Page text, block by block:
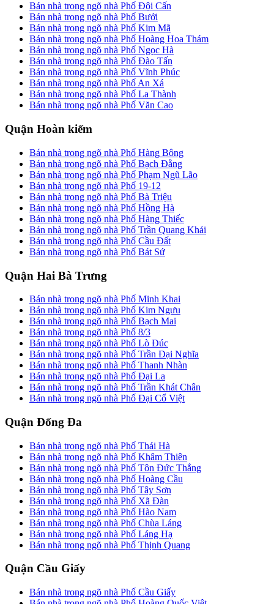
Bán nhà trong ngõ nhà Phố Đội Cấn
Bán nhà trong ngõ nhà Phố Bưởi
Bán nhà trong ngõ nhà Phố Kim Mã
Bán nhà trong ngõ nhà Phố Hoàng Hoa Thám
Bán nhà trong ngõ nhà Phố Ngọc Hà
Bán nhà trong ngõ nhà Phố Đào Tấn
Bán nhà trong ngõ nhà Phố Vĩnh Phúc
Bán nhà trong ngõ nhà Phố An Xá
Bán nhà trong ngõ nhà Phố La Thành
Bán nhà trong ngõ nhà Phố Văn Cao
Quận Hoàn kiếm
Bán nhà trong ngõ nhà Phố Hàng Bông
Bán nhà trong ngõ nhà Phố Bạch Đằng
Bán nhà trong ngõ nhà Phố Phạm Ngũ Lão
Bán nhà trong ngõ nhà Phố 19-12
Bán nhà trong ngõ nhà Phố Bà Triệu
Bán nhà trong ngõ nhà Phố Hồng Hà
Bán nhà trong ngõ nhà Phố Hàng Thiếc
Bán nhà trong ngõ nhà Phố Trần Quang Khải
Bán nhà trong ngõ nhà Phố Cầu Đất
Bán nhà trong ngõ nhà Phố Bát Sứ
Quận Hai Bà Trưng
Bán nhà trong ngõ nhà Phố Minh Khai
Bán nhà trong ngõ nhà Phố Kim Ngưu
Bán nhà trong ngõ nhà Phố Bạch Mai
Bán nhà trong ngõ nhà Phố 8/3
Bán nhà trong ngõ nhà Phố Lò Đúc
Bán nhà trong ngõ nhà Phố Trần Đại Nghĩa
Bán nhà trong ngõ nhà Phố Thanh Nhàn
Bán nhà trong ngõ nhà Phố Đại La
Bán nhà trong ngõ nhà Phố Trần Khát Chân
Bán nhà trong ngõ nhà Phố Đại Cổ Việt
Quận Đống Đa
Bán nhà trong ngõ nhà Phố Thái Hà
Bán nhà trong ngõ nhà Phố Khâm Thiên
Bán nhà trong ngõ nhà Phố Tôn Đức Thắng
Bán nhà trong ngõ nhà Phố Hoàng Cầu
Bán nhà trong ngõ nhà Phố Tây Sơn
Bán nhà trong ngõ nhà Phố Xã Đàn
Bán nhà trong ngõ nhà Phố Hào Nam
Bán nhà trong ngõ nhà Phố Chùa Láng
Bán nhà trong ngõ nhà Phố Láng Hạ
Bán nhà trong ngõ nhà Phố Thịnh Quang
Quận Cầu Giấy
Bán nhà trong ngõ nhà Phố Cầu Giấy